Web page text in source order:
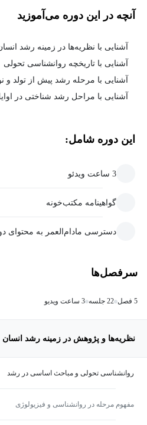
آنچه در این دوره می‌آموزید
آشنایی با نظریه‌ها در زمینه رشد
آشنایی با تاریخچه روانشناسی تحولی
آشنایی با مرحله رشد پیش از تولد و
آشنایی با مراحل رشد شناختی در
این دوره شامل:
3 ساعت ویدئو
گواهینامه مکتب‌خونه
دسترسی مادام‌العمر به محتوای
سرفصل‌ها
5 فصل 22 جلسه 3 ساعت ویدیو
نظریه‌ها و پژوهش در زمینه رشد انسان
روانشناسی تحولی و مباحث اساسی در رشد
مفهوم مرحله در روانشناسی و فیزیولوژی